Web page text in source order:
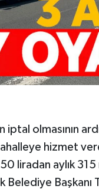
olmasının
hizmet
liradan aylık
Başkanı